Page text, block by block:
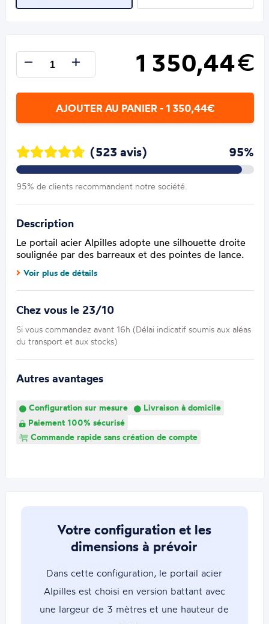
1 350,44€
AJOUTER AU PANIER - 1 350,44€
(523 avis) 95%
95% de clients recommandent notre société.
Description
Le portail acier Alpilles adopte une silhouette droite
soulignée par des barreaux et des pointes de lance.
Voir plus de détails
Chez vous le 23/10
Si vous commandez avant 16h (Délai indicatif soumis aux aléas
du transport et aux stocks)
Autres avantages
Configuration sur mesure
Livraison à domicile
Paiement 100% sécurisé
Commande rapide sans création de compte
Votre configuration et les
dimensions à prévoir
Dans cette configuration, le portail acier
Alpilles est choisi en version battant avec
une largeur de 3 mètres et une hauteur de